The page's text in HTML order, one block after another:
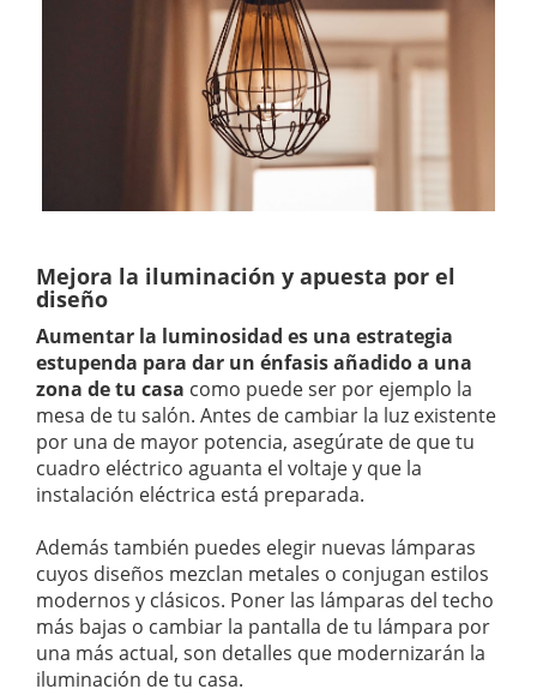
Mejora la iluminación y apuesta por el
diseño
Aumentar la luminosidad es una estrategia
estupenda para dar un énfasis añadido a una
zona de tu casa como puede ser por ejemplo la
mesa de tu salón. Antes de cambiar la luz existente
por una de mayor potencia, asegúrate de que tu
cuadro eléctrico aguanta el voltaje y que la
instalación eléctrica está preparada.
Además también puedes elegir nuevas lámparas
cuyos diseños mezclan metales o conjugan estilos
modernos y clásicos. Poner las lámparas del techo
más bajas o cambiar la pantalla de tu lámpara por
una más actual, son detalles que modernizarán la
iluminación de tu casa.